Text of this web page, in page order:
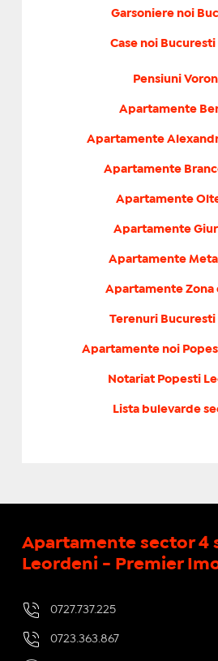
Garsoniere noi
Case noi
Pensiuni
Apartamente
Apartamente
Apartamente
Apartamente
Apartamente
Apartamente
Apartamente Zona
Terenuri
Apartamente noi
Notariat Popesti
Lista bulevarde
Apartamente sector 4
Leordeni - Premier
0727.737.225
0723.363.867